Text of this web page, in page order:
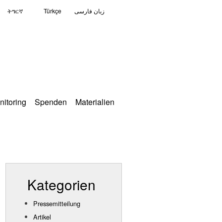
ትግርኛ Türkçe زبان فارسی
Spenden Materialien
Kategorien
Pressemitteilung
Artikel